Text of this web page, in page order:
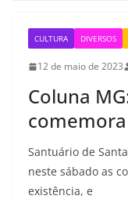
CULTURA DIVERSOS
12 de maio de 2023
Coluna
Santuário de
neste sábado as
existência, e